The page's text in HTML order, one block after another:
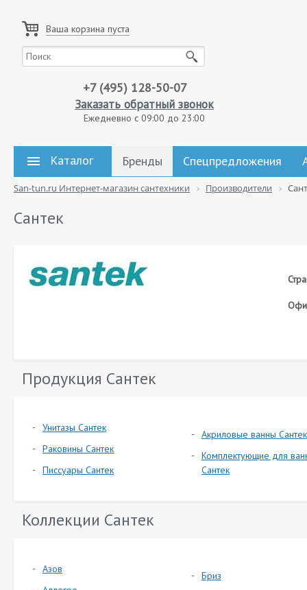
Ваша корзина пуста
+7 (495) 128-50-07
Заказать обратный звонок
Ежедневно с 09:00 до 23:00
Каталог Бренды Спецпредложения
San-tun.ru Интернет-магазин сантехники Производители
Сантек
Продукция Сантек
Унитазы Сантек
Раковины Сантек
Писсуары Сантек
Акриловые ванны Сантек
Комплектующие для
Сантек
Коллекции Сантек
Азов
Бриз